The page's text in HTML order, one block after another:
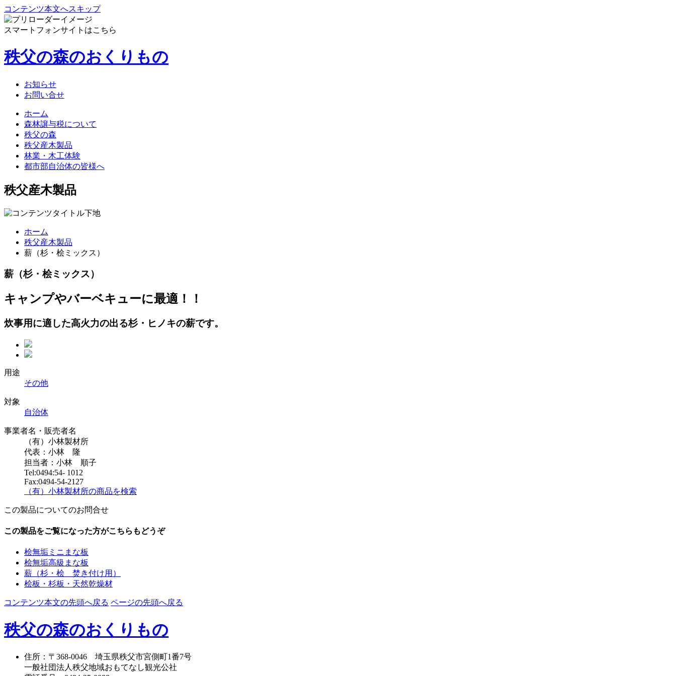
コンテンツ本文へスキップ
スマートフォンサイトはこちら
秩父の森のおくりもの
お知らせ
お問い合せ
ホーム
森林譲与税について
秩父の森
秩父産木製品
林業・木工体験
都市部自治体の皆様へ
秩父産木製品
ホーム
秩父産木製品
薪（杉・桧ミックス）
薪（杉・桧ミックス）
キャンプやバーベキューに最適！！
炊事用に適した高火力の出る杉・ヒノキの薪です。
用途
その他
対象
自治体
事業者名・販売者名
（有）小林製材所
代表：小林 隆
担当者：小林 順子
Tel:0494:54- 1012
Fax:0494-54-2127
（有）小林製材所の商品を検索
この製品についてのお問合せ
この製品をご覧になった方がこちらもどうぞ
桧無垢ミニまな板
桧無垢高級まな板
薪（杉・桧 焚き付け用）
桧板・杉板・天然乾燥材
コンテンツ本文の先頭へ戻る ページの先頭へ戻る
秩父の森のおくりもの
住所 ： 〒368-0046 埼玉県秩父市宮側町1番7号
一般社団法人秩父地域おもてなし観光公社